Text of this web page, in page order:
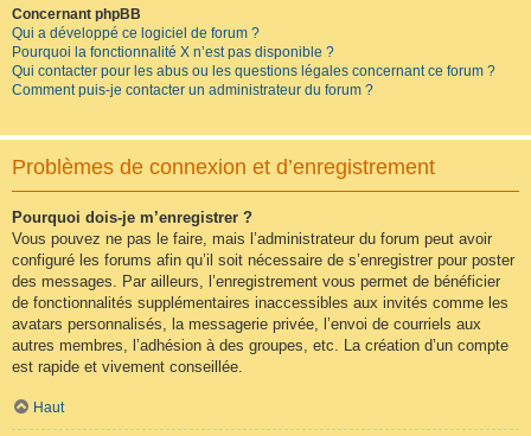
Concernant phpBB
Qui a développé ce logiciel de forum ?
Pourquoi la fonctionnalité X n’est pas disponible ?
Qui contacter pour les abus ou les questions légales concernant ce forum ?
Comment puis-je contacter un administrateur du forum ?
Problèmes de connexion et d’enregistrement
Pourquoi dois-je m’enregistrer ?
Vous pouvez ne pas le faire, mais l’administrateur du forum peut avoir
configuré les forums afin qu’il soit nécessaire de s’enregistrer pour poster
des messages. Par ailleurs, l’enregistrement vous permet de bénéficier
de fonctionnalités supplémentaires inaccessibles aux invités comme les
avatars personnalisés, la messagerie privée, l’envoi de courriels aux
autres membres, l’adhésion à des groupes, etc. La création d’un compte
est rapide et vivement conseillée.
Haut